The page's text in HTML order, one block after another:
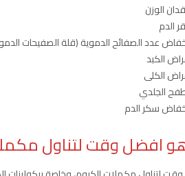
الوزن
الدم
عدد الصفائح الدموية (قلة الصفيحات
الكبد
الكلى
الجلدي
سكر الدم
افضل وقت لتناول